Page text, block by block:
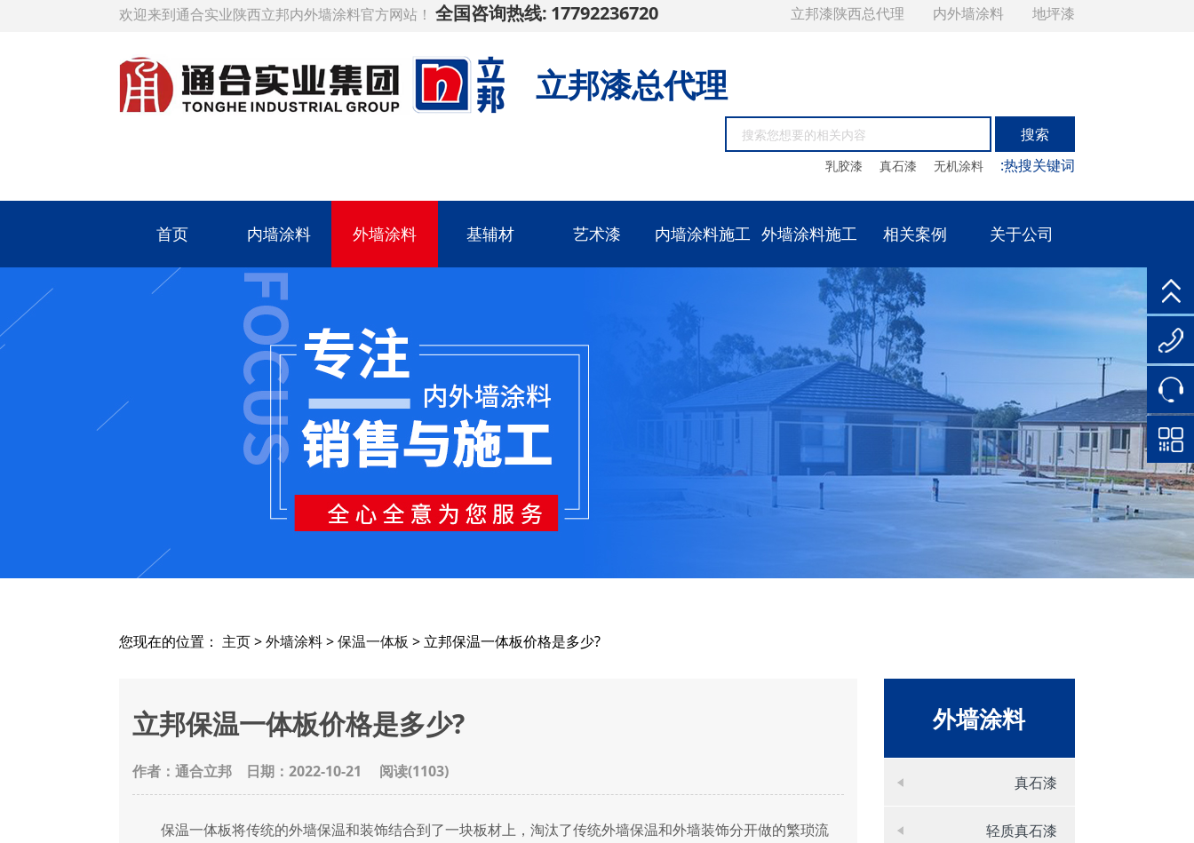
欢迎来到通合实业陕西立邦内外墙涂料官方网站！全国咨询热线: 17792236720 立邦漆陕西总代理 内外墙涂料 地坪漆
立邦漆总代理
乳胶漆 真石漆 无机涂料 :热搜关键词
首页 内墙涂料 外墙涂料 基辅材 艺术漆 内墙涂料施工 外墙涂料施工 相关案例 关于公司
您现在的位置： 主页>外墙涂料>保温一体板 > 立邦保温一体板价格是多少?
外墙涂料
真石漆
轻质真石漆
立邦保温一体板价格是多少?
作者：通合立邦 日期：2022-10-21 阅读(1103)
保温一体板将传统的外墙保温和装饰结合到了一块板材上，淘汰了传统外墙保温和外墙装饰分开做的繁琐流